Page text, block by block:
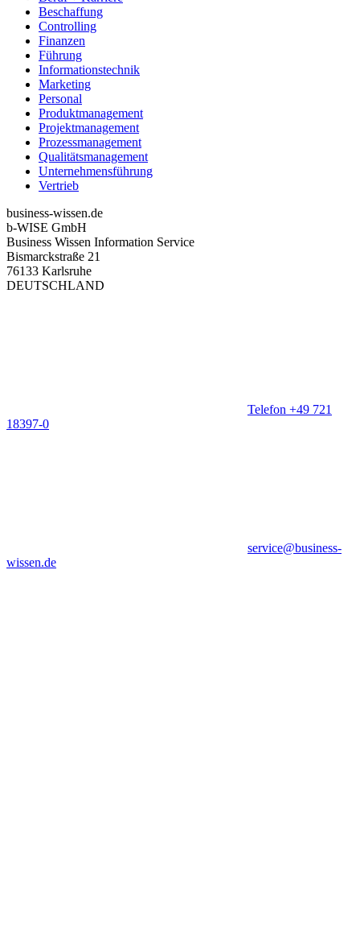
Beschaffung
Controlling
Finanzen
Führung
Informationstechnik
Marketing
Personal
Produktmanagement
Projektmanagement
Prozessmanagement
Qualitätsmanagement
Unternehmensführung
Vertrieb
business-wissen.de
b-WISE GmbH
Business Wissen Information Service
Bismarckstraße 21
76133 Karlsruhe
DEUTSCHLAND
Telefon +49 721
18397-0
service@business-
wissen.de